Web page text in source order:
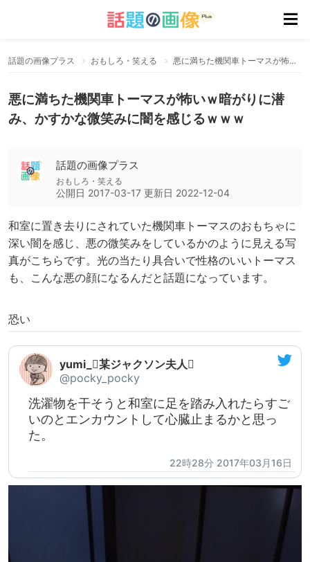
話題の画像プラス おもしろ・笑える 悪に満ちた機関車トーマスが怖いｗ暗がりに潜み、かすかな微笑みに闇を感じるｗｗｗ
悪に満ちた機関車トーマスが怖いｗ暗がりに潜
み、かすかな微笑みに闇を感じるｗｗｗ
話題の画像プラス
おもしろ・笑える
公開日 2017-03-17 更新日 2022-12-04
和室に置き去りにされていた機関車トーマスのおもちゃに
深い闇を感じ、悪の微笑みをしているかのように見える写
真がこちらです。光の当たり具合いで性格のいいトーマス
も、こんな悪の顔になるんだと話題になっています。
恐い
yumi_某ジャクソン夫人
@pocky_pocky
洗濯物を干そうと和室に足を踏み入れたらすご
いのとエンカウントして心臓止まるかと思っ
た。
22時28分 2017年03月16日